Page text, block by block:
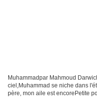
Muhammadpar Mahmoud
ciel,Muhammad se niche dans
père, mon aile est encorePetite